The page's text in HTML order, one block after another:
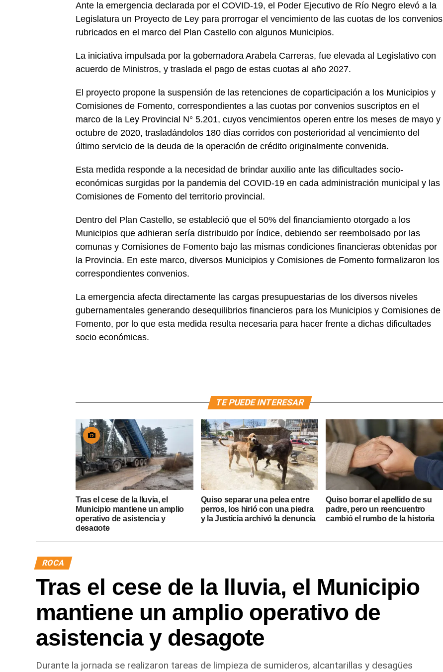
Ante la emergencia declarada por el COVID-19, el Poder Ejecutivo de Río Negro elevó a la
Legislatura un Proyecto de Ley para prorrogar el vencimiento de las cuotas de los convenios
rubricados en el marco del Plan Castello con algunos Municipios.
La iniciativa impulsada por la gobernadora Arabela Carreras, fue elevada al Legislativo con
acuerdo de Ministros, y traslada el pago de estas cuotas al año 2027.
El proyecto propone la suspensión de las retenciones de coparticipación a los Municipios y
Comisiones de Fomento, correspondientes a las cuotas por convenios suscriptos en el
marco de la Ley Provincial N° 5.201, cuyos vencimientos operen entre los meses de mayo y
octubre de 2020, trasladándolos 180 días corridos con posterioridad al vencimiento del
último servicio de la deuda de la operación de crédito originalmente convenida.
Esta medida responde a la necesidad de brindar auxilio ante las dificultades socio-
económicas surgidas por la pandemia del COVID-19 en cada administración municipal y las
Comisiones de Fomento del territorio provincial.
Dentro del Plan Castello, se estableció que el 50% del financiamiento otorgado a los
Municipios que adhieran sería distribuido por índice, debiendo ser reembolsado por las
comunas y Comisiones de Fomento bajo las mismas condiciones financieras obtenidas por
la Provincia. En este marco, diversos Municipios y Comisiones de Fomento formalizaron los
correspondientes convenios.
La emergencia afecta directamente las cargas presupuestarias de los diversos niveles
gubernamentales generando desequilibrios financieros para los Municipios y Comisiones de
Fomento, por lo que esta medida resulta necesaria para hacer frente a dichas dificultades
socio económicas.
TE PUEDE INTERESAR
Tras el cese de la lluvia, el
Municipio mantiene un amplio
operativo de asistencia y
desagote
Quiso separar una pelea entre
perros, los hirió con una piedra
y la Justicia archivó la denuncia
Quiso borrar el apellido de su
padre, pero un reencuentro
cambió el rumbo de la historia
ROCA
Tras el cese de la lluvia, el Municipio
mantiene un amplio operativo de
asistencia y desagote
Durante la jornada se realizaron tareas de limpieza de sumideros, alcantarillas y desagües